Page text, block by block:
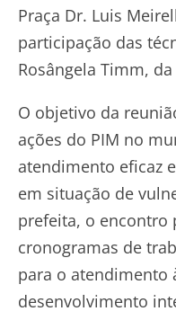
Praça Dr. Luis
participação das
Rosângela Timm, da
O objetivo da
ações do PIM no
atendimento eficaz
em situação de
prefeita, o encontro
cronogramas de
para o atendimento
desenvolvimento